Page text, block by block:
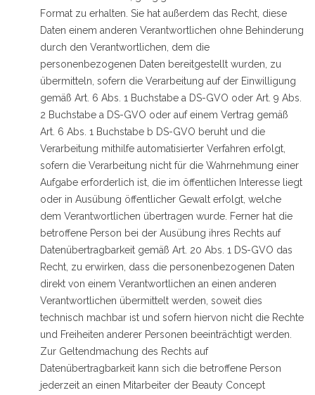
Format zu erhalten. Sie hat außerdem das Recht, diese
Daten einem anderen Verantwortlichen ohne Behinderung
durch den Verantwortlichen, dem die
personenbezogenen Daten bereitgestellt wurden, zu
übermitteln, sofern die Verarbeitung auf der Einwilligung
gemäß Art. 6 Abs. 1 Buchstabe a DS-GVO oder Art. 9 Abs.
2 Buchstabe a DS-GVO oder auf einem Vertrag gemäß
Art. 6 Abs. 1 Buchstabe b DS-GVO beruht und die
Verarbeitung mithilfe automatisierter Verfahren erfolgt,
sofern die Verarbeitung nicht für die Wahrnehmung einer
Aufgabe erforderlich ist, die im öffentlichen Interesse liegt
oder in Ausübung öffentlicher Gewalt erfolgt, welche
dem Verantwortlichen übertragen wurde. Ferner hat die
betroffene Person bei der Ausübung ihres Rechts auf
Datenübertragbarkeit gemäß Art. 20 Abs. 1 DS-GVO das
Recht, zu erwirken, dass die personenbezogenen Daten
direkt von einem Verantwortlichen an einen anderen
Verantwortlichen übermittelt werden, soweit dies
technisch machbar ist und sofern hiervon nicht die Rechte
und Freiheiten anderer Personen beeinträchtigt werden.
Zur Geltendmachung des Rechts auf
Datenübertragbarkeit kann sich die betroffene Person
jederzeit an einen Mitarbeiter der Beauty Concept